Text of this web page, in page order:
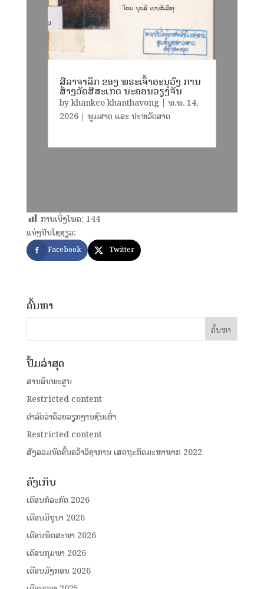
ສີລາຈາລຶກ ຂອງ ພຣະເຈົ້າອະນຸວົງ ການ
ສ້າງວັດສີສະເກດ ນະຄອນວຽງຈັນ
bykhankeo khanthavong | ພ.ພ. 14,
2026| ພູມສາດ ແລະ ປະຫວັດສາດ
ການເບິ່ງໂພດ: 144
ແບ່ງປັນໂຊຊຽວ:
Facebook Twitter
ຄົ້ນຫາ
ປື້ມລ່າສຸດ
ສານລຶບພະສູນ
Restricted content
ດໍາລັດວ່າດ້ວຍວຽກງານຊົນເຜົ່າ
Restricted content
ສັງລວມບົດຄົ້ນຄວ້າວິຊາການ ເສດຖະກິດມະຫາພາກ 2022
ຄັງເກັບ
ເດືອນກໍລະກົດ 2026
ເດືອນມິຖຸນາ 2026
ເດືອນພຶດສະພາ 2026
ເດືອນກຸມພາ 2026
ເດືອນມັງກອນ 2026